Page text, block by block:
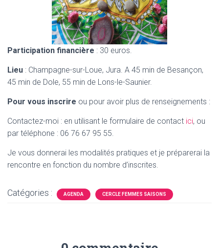
Participation financière : 30 euros.
Lieu : Champagne-sur-Loue, Jura. A 45 min de Besançon,
45 min de Dole, 55 min de Lons-le-Saunier.
Pour vous inscrire ou pour avoir plus de renseignements :
Contactez-moi : en utilisant le formulaire de contact ici, ou
par téléphone : 06 76 67 95 55.
Je vous donnerai les modalités pratiques et je préparerai la
rencontre en fonction du nombre d’inscrites.
Catégories : AGENDA CERCLE FEMMES SAISONS